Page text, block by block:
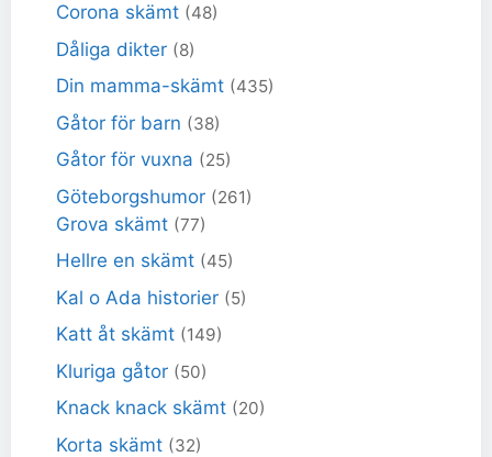
Corona skämt (48)
Dåliga dikter (8)
Din mamma-skämt (435)
Gåtor för barn (38)
Gåtor för vuxna (25)
Göteborgshumor (261)
Grova skämt (77)
Hellre en skämt (45)
Kal o Ada historier (5)
Katt åt skämt (149)
Kluriga gåtor (50)
Knack knack skämt (20)
Korta skämt (32)